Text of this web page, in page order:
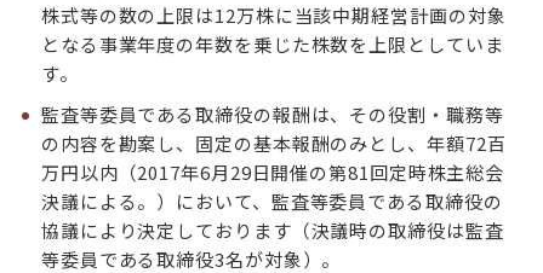
株式等の数の上限は12万株に当該中期経営計画の対象
となる事業年度の年数を乗じた株数を上限としていま
す。
監査等委員である取締役の報酬は、その役割・職務等
の内容を勘案し、固定の基本報酬のみとし、年額72百
万円以内（2017年6月29日開催の第81回定時株主総会
決議による。）において、監査等委員である取締役の
協議により決定しております（決議時の取締役は監査
等委員である取締役3名が対象）。